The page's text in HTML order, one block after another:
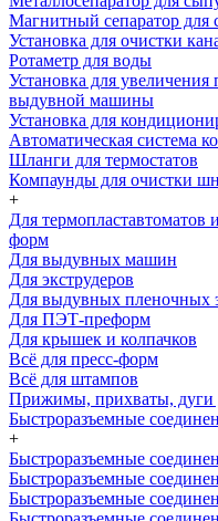
Магнитный сепаратор для
Установка для очистки
Ротаметр для воды
Установка для увеличения
выдувной машины
Установка для
Автоматическая система
Шланги для термостатов
Компаунды для очистки
+
Для термопластавтоматов
форм
Для выдувных машин
Для экструдеров
Для выдувных пленочных
Для ПЭТ-преформ
Для крышек и колпачков
Всё для пресс-форм
Всё для штампов
Прижимы, прихваты, дуги
Быстроразъемные
+
Быстроразъемные
Быстроразъемные
Быстроразъемные